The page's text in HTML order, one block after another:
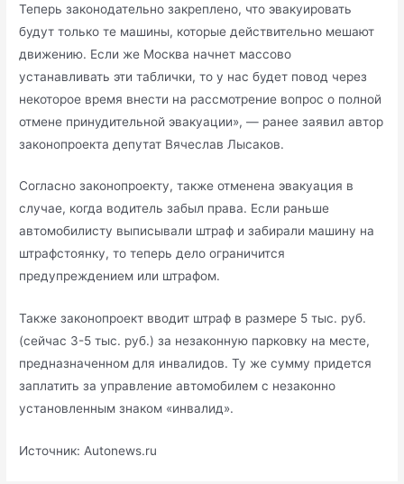
Теперь законодательно закреплено, что эвакуировать
будут только те машины, которые действительно мешают
движению. Если же Москва начнет массово
устанавливать эти таблички, то у нас будет повод через
некоторое время внести на рассмотрение вопрос о полной
отмене принудительной эвакуации», — ранее заявил автор
законопроекта депутат Вячеслав Лысаков.
Согласно законопроекту, также отменена эвакуация в
случае, когда водитель забыл права. Если раньше
автомобилисту выписывали штраф и забирали машину на
штрафстоянку, то теперь дело ограничится
предупреждением или штрафом.
Также законопроект вводит штраф в размере 5 тыс. руб.
(сейчас 3-5 тыс. руб.) за незаконную парковку на месте,
предназначенном для инвалидов. Ту же сумму придется
заплатить за управление автомобилем с незаконно
установленным знаком «инвалид».
Источник: Autonews.ru